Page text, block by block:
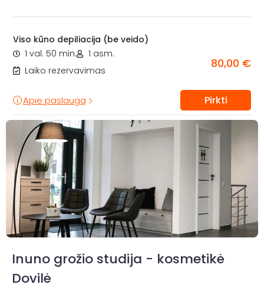
Viso kūno depiliacija (be veido)
1 val. 50 min.
1 asm.
Laiko rezervavimas
80,00 €
Apie paslaugą Pirkti
Inuno grožio studija - kosmetikė
Dovilė